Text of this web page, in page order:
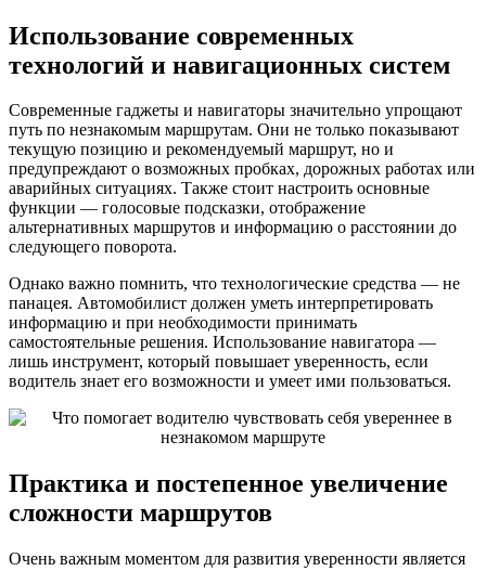
Использование современных
технологий и навигационных систем
Современные гаджеты и навигаторы значительно упрощают
путь по незнакомым маршрутам. Они не только показывают
текущую позицию и рекомендуемый маршрут, но и
предупреждают о возможных пробках, дорожных работах или
аварийных ситуациях. Также стоит настроить основные
функции — голосовые подсказки, отображение
альтернативных маршрутов и информацию о расстоянии до
следующего поворота.
Однако важно помнить, что технологические средства — не
панацея. Автомобилист должен уметь интерпретировать
информацию и при необходимости принимать
самостоятельные решения. Использование навигатора —
лишь инструмент, который повышает уверенность, если
водитель знает его возможности и умеет ими пользоваться.
Практика и постепенное увеличение
сложности маршрутов
Очень важным моментом для развития уверенности является